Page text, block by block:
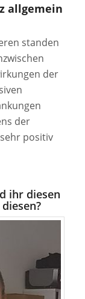
allgemein
standen
der
der
positiv
ihr diesen